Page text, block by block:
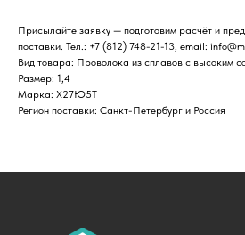
Присылайте заявку — подготовим расчёт и
поставки. Тел.: +7 (812) 748-21-13, email:
Вид товара: Проволока из сплавов с высоким
Размер: 1,4
Марка: Х27Ю5Т
Регион поставки: Санкт-Петербург и Россия